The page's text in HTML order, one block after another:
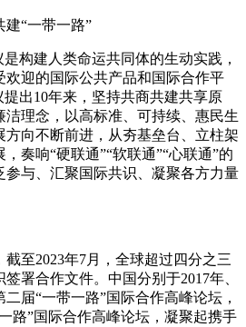
“一带一路”
建人类命运共同体的生动实践，
欢迎的国际公共产品和国际合作平
提出10年来，坚持共商共建共享原
洁理念，以高标准、可持续、惠民生
方向不断前进，从夯基垒台、立柱架
奏响“硬联通”“软联通”“心联通”的
参与、汇聚国际共识、凝聚各方力量
至2023年7月，全球超过四分之三
署合作文件。中国分别于2017年、
届“一带一路”国际合作高峰论坛，
路”国际合作高峰论坛，凝聚起携手